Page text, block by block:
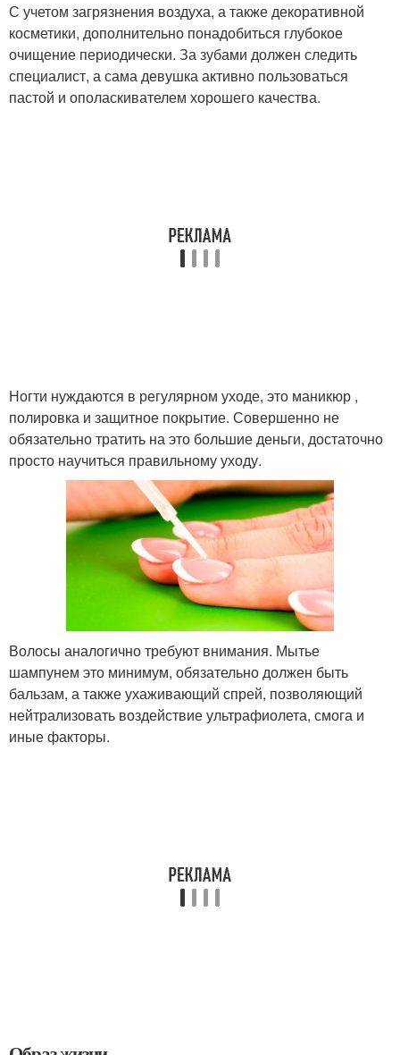
С учетом загрязнения воздуха, а также декоративной
косметики, дополнительно понадобиться глубокое
очищение периодически. За зубами должен следить
специалист, а сама девушка активно пользоваться
пастой и ополаскивателем хорошего качества.
Ногти нуждаются в регулярном уходе, это маникюр ,
полировка и защитное покрытие. Совершенно не
обязательно тратить на это большие деньги, достаточно
просто научиться правильному уходу.
Волосы аналогично требуют внимания. Мытье
шампунем это минимум, обязательно должен быть
бальзам, а также ухаживающий спрей, позволяющий
нейтрализовать воздействие ультрафиолета, смога и
иные факторы.